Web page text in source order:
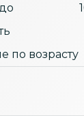
до
по возрасту